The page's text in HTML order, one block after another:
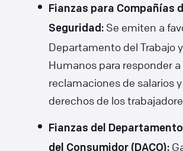
Fianzas para Compañías
Seguridad: Se emiten a
Departamento del Trabajo
Humanos para responder
reclamaciones de salarios
derechos de los
Fianzas del
del Consumidor (DACO):